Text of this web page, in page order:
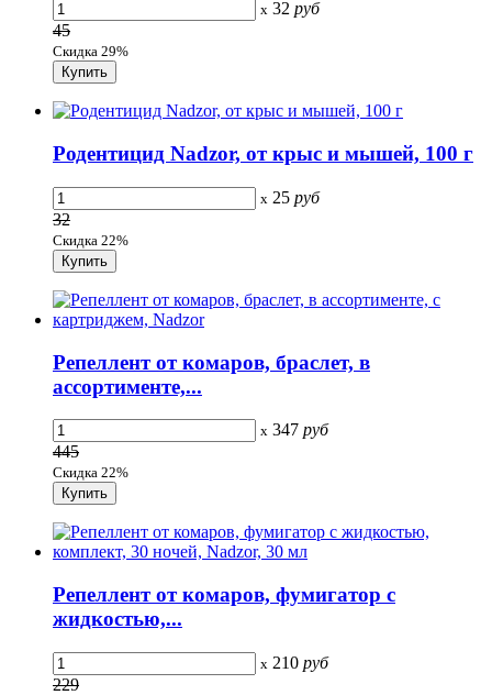
x 32 руб
45
Скидка 29%
Родентицид Nadzor, от крыс и мышей, 100 г
x 25 руб
32
Скидка 22%
Репеллент от комаров, браслет, в
ассортименте,...
x 347 руб
445
Скидка 22%
Репеллент от комаров, фумигатор с
жидкостью,...
x 210 руб
229